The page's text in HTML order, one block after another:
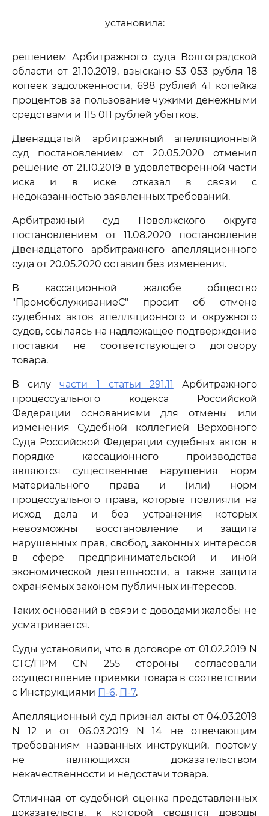
установила:
решением Арбитражного суда Волгоградской
области от 21.10.2019, взыскано 53 053 рубля 18
копеек задолженности, 698 рублей 41 копейка
процентов за пользование чужими денежными
средствами и 115 011 рублей убытков.
Двенадцатый арбитражный апелляционный
суд постановлением от 20.05.2020 отменил
решение от 21.10.2019 в удовлетворенной части
иска и в иске отказал в связи с
недоказанностью заявленных требований.
Арбитражный суд Поволжского округа
постановлением от 11.08.2020 постановление
Двенадцатого арбитражного апелляционного
суда от 20.05.2020 оставил без изменения.
В кассационной жалобе общество
"ПромобслуживаниеС" просит об отмене
судебных актов апелляционного и окружного
судов, ссылаясь на надлежащее подтверждение
поставки не соответствующего договору
товара.
В силучасти 1 статьи 291.11 Арбитражного
процессуального кодекса Российской
Федерации основаниями для отмены или
изменения Судебной коллегией Верховного
Суда Российской Федерации судебных актов в
порядке кассационного производства
являются существенные нарушения норм
материального права и (или) норм
процессуального права, которые повлияли на
исход дела и без устранения которых
невозможны восстановление и защита
нарушенных прав, свобод, законных интересов
в сфере предпринимательской и иной
экономической деятельности, а также защита
охраняемых законом публичных интересов.
Таких оснований в связи с доводами жалобы не
усматривается.
Суды установили, что в договоре от 01.02.2019 N
СТС/ПРМ CN 255 стороны согласовали
осуществление приемки товара в соответствии
с Инструкциями П-6, П-7.
Апелляционный суд признал акты от 04.03.2019
N 12 и от 06.03.2019 N 14 не отвечающим
требованиям названных инструкций, поэтому
не являющихся доказательством
некачественности и недостачи товара.
Отличная от судебной оценка представленных
доказательств, к которой сводятся доводы